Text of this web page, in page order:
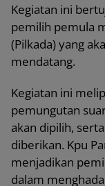
Kegiatan ini
pemilih pemula
(Pilkada) yang
mendatang.
Kegiatan ini
pemungutan
akan dipilih,
diberikan. Kpu
menjadikan
dalam